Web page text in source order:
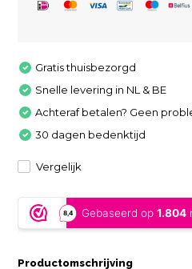
Gratis thuisbezorgd
Snelle levering in NL & BE
Achteraf betalen? Geen
30 dagen bedenktijd
Vergelijk
Productomschrijving